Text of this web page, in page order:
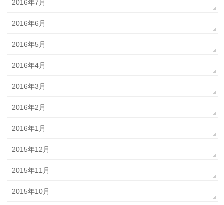
2016年7月
2016年6月
2016年5月
2016年4月
2016年3月
2016年2月
2016年1月
2015年12月
2015年11月
2015年10月